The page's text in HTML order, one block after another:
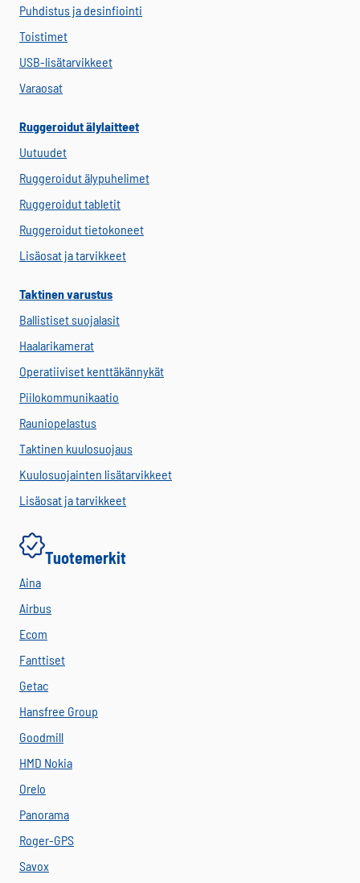
Puhdistus ja desinfiointi
Toistimet
USB-lisätarvikkeet
Varaosat
Ruggeroidut älylaitteet
Uutuudet
Ruggeroidut älypuhelimet
Ruggeroidut tabletit
Ruggeroidut tietokoneet
Lisäosat ja tarvikkeet
Taktinen varustus
Ballistiset suojalasit
Haalarikamerat
Operatiiviset kenttäkännykät
Piilokommunikaatio
Rauniopelastus
Taktinen kuulosuojaus
Kuulosuojainten lisätarvikkeet
Lisäosat ja tarvikkeet
Tuotemerkit
Aina
Airbus
Ecom
Fanttiset
Getac
Hansfree Group
Goodmill
HMD Nokia
Orelo
Panorama
Roger-GPS
Savox